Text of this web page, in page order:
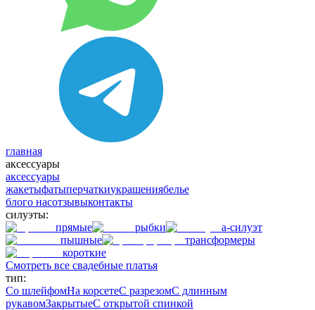
главная
аксессуары
аксессуары
жакетыфатыперчаткиукрашениябелье
блого насотзывыконтакты
силуэты:
прямые
рыбки
а-силуэт
пышные
трансформеры
короткие
Смотреть все свадебные платья
тип:
Со шлейфомНа корсетеС разрезомС длинным
рукавомЗакрытыеС открытой спинкой